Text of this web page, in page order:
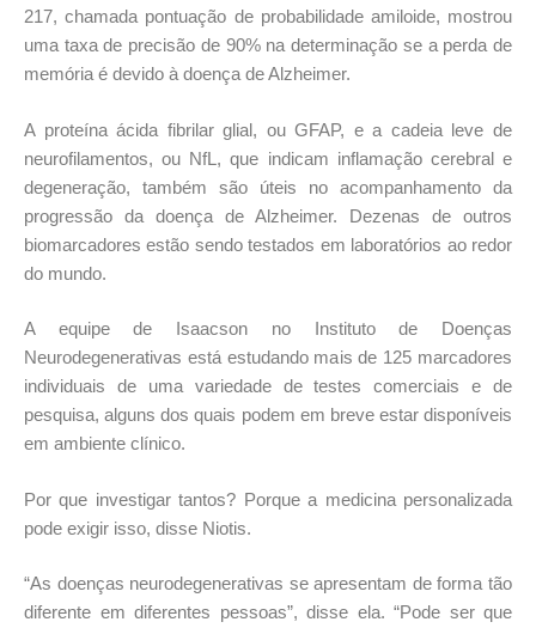
217, chamada pontuação de probabilidade amiloide, mostrou
uma taxa de precisão de 90% na determinação se a perda de
memória é devido à doença de Alzheimer.
A proteína ácida fibrilar glial, ou GFAP, e a cadeia leve de
neurofilamentos, ou NfL, que indicam inflamação cerebral e
degeneração, também são úteis no acompanhamento da
progressão da doença de Alzheimer. Dezenas de outros
biomarcadores estão sendo testados em laboratórios ao redor
do mundo.
A equipe de Isaacson no Instituto de Doenças
Neurodegenerativas está estudando mais de 125 marcadores
individuais de uma variedade de testes comerciais e de
pesquisa, alguns dos quais podem em breve estar disponíveis
em ambiente clínico.
Por que investigar tantos? Porque a medicina personalizada
pode exigir isso, disse Niotis.
“As doenças neurodegenerativas se apresentam de forma tão
diferente em diferentes pessoas”, disse ela. “Pode ser que